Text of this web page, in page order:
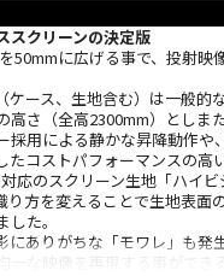
スクリーンの決定版
50mmに広げる事で、投射
ケース、生地含む）は一般的
さ（全高2300mm）としまた
採用による静かな昇降動作
コストパフォーマンスの高
応のスクリーン生地「ハイ
り方を変えることで生地表面
た。
にありがちな「モワレ」も
一な映像を再現する事ができ